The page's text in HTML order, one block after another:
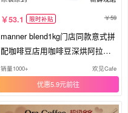
53.1 限时补贴 59
manner blend1kg门店同款意式拼
配咖啡豆店用咖啡豆深烘阿拉比
卡
销量1000+ 欢见Cafe
优惠5.9元